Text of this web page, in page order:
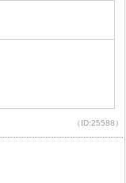
（ID:25588）